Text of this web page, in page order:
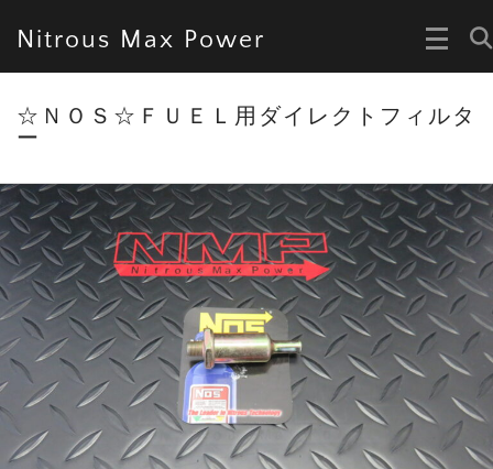
Nitrous Max Power
☆ＮＯＳ☆ＦＵＥＬ用ダイレクトフィルタ
ー